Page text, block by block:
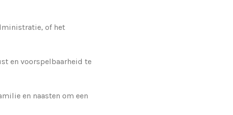
of het
en voorspelbaarheid te
en naasten om een